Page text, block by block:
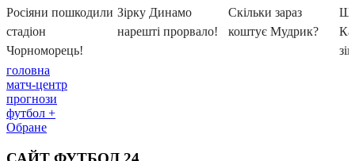
головна
матч-центр
прогнози
футбол +
Обране